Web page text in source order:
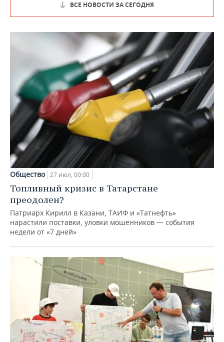
ВСЕ НОВОСТИ ЗА СЕГОДНЯ
Общество 27 июл, 00:00
Топливный кризис в Татарстане
преодолен?
Патриарх Кирилл в Казани, ТАИФ и «Татнефть»
нарастили поставки, уловки мошенников — события
недели от «7 дней»